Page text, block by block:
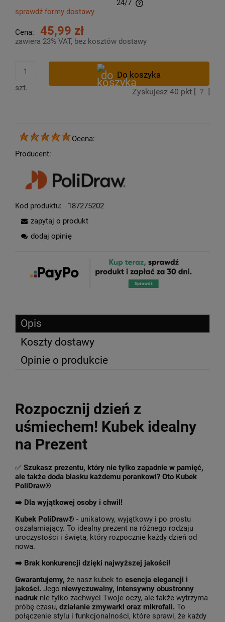
24/7
Cena nie zawiera ewentualnych kosztów płatności
sprawdź formy dostawy
Cena: 45,99 zł
zawiera 23% VAT, bez kosztów dostawy
szt. Zyskujesz 40 pkt [ ? ]
Ocena:
Producent:
Kod produktu:
187275202
zapytaj o produkt
dodaj opinię
Opis
Koszty dostawy
Opinie o produkcie
Rozpocznij dzień z
uśmiechem! Kubek idealny
na Prezent
✅ Szukasz prezentu, który nie tylko zapadnie w pamięć,
ale także doda blasku każdemu porankowi? Oto Kubek
PoliDraw®
➡️ Dla wyjątkowej osoby i chwil!
Kubek PoliDraw® - unikatowy, wyjątkowy i po prostu
oszałamiający. To idealny prezent na różnego rodzaju
uroczystości i święta, który rozpocznie każdy dzień od
nowa.
➡️ Brak konkurencji dzięki najwyższej jakości!
Gwarantujemy, że nasz kubek to esencja elegancji i
jakości. Jego niewyczuwalny, intensywny obustronny
nadruk nie tylko zachwyci Twoje oczy, ale także wytrzyma
próbę czasu, działanie zmywarki oraz mikrofali. To
połączenie stylu i funkcjonalności, które sprawi, że każdy